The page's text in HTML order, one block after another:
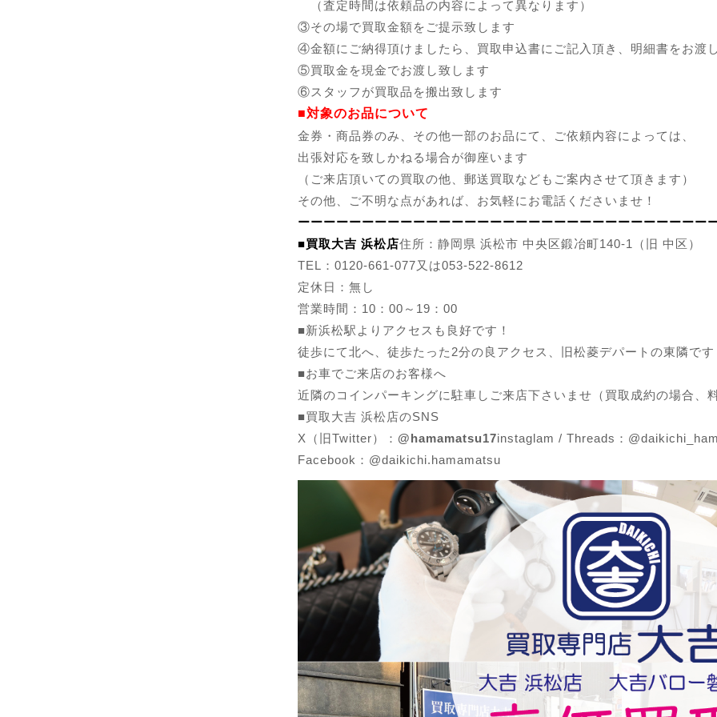
（査定時間は依頼品の内容によって異なります）
③その場で買取金額をご提示致します
④金額にご納得頂けましたら、買取申込書にご記入頂き、明細書をお渡
⑤買取金を現金でお渡し致します
⑥スタッフが買取品を搬出致します
■対象のお品について
金券・商品券のみ、その他一部のお品にて、ご依頼内容によっては、
出張対応を致しかねる場合が御座います
（ご来店頂いての買取の他、郵送買取などもご案内させて頂きます）
その他、ご不明な点があれば、お気軽にお電話くださいませ！
ーーーーーーーーーーーーーーーーーーーーーーーーーーーーーーーー
■買取大吉 浜松店住所：静岡県 浜松市 中央区鍛冶町140-1（旧 中区）
TEL：0120-661-077又は053-522-8612
定休日：無し
営業時間：10：00～19：00
■新浜松駅よりアクセスも良好です！
徒歩にて北へ、徒歩たった2分の良アクセス、旧松菱デパートの東隣です
■お車でご来店のお客様へ
近隣のコインパーキングに駐車しご来店下さいませ（買取成約の場合、
■買取大吉 浜松店のSNS
X（旧Twitter）： @hamamatsu17instaglam / Threads：
Facebook：@daikichi.hamamatsu